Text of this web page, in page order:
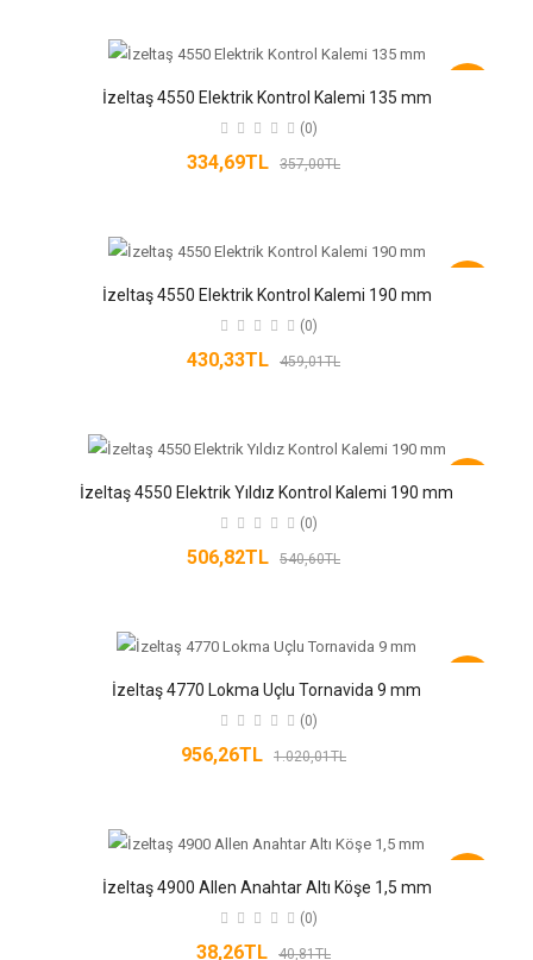
İzeltaş 4550 Elektrik Kontrol Kalemi 135 mm
(0)
334,69TL 357,00TL
İzeltaş 4550 Elektrik Kontrol Kalemi 190 mm
(0)
430,33TL 459,01TL
İzeltaş 4550 Elektrik Yıldız Kontrol Kalemi 190 mm
(0)
506,82TL 540,60TL
İzeltaş 4770 Lokma Uçlu Tornavida 9 mm
(0)
956,26TL 1.020,01TL
İzeltaş 4900 Allen Anahtar Altı Köşe 1,5 mm
(0)
38,26TL 40,81TL